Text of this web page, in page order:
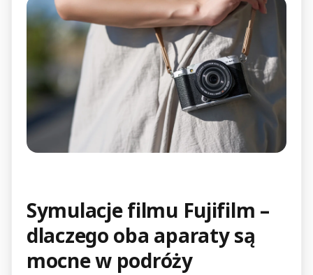
Symulacje filmu Fujifilm –
dlaczego oba aparaty są
mocne w podróży